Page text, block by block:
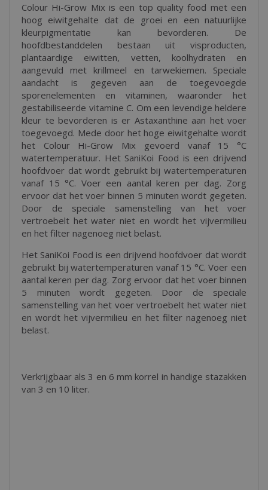
Colour Hi-Grow Mix is een top quality food met een
hoog eiwitgehalte dat de groei en een natuurlijke
kleurpigmentatie kan bevorderen. De
hoofdbestanddelen bestaan uit visproducten,
plantaardige eiwitten, vetten, koolhydraten en
aangevuld met krillmeel en tarwekiemen. Speciale
aandacht is gegeven aan de toegevoegde
sporenelementen en vitaminen, waaronder het
gestabiliseerde vitamine C. Om een levendige heldere
kleur te bevorderen is er Astaxanthine aan het voer
toegevoegd. Mede door het hoge eiwitgehalte wordt
het Colour Hi-Grow Mix gevoerd vanaf 15 °C
watertemperatuur. Het SaniKoi Food is een drijvend
hoofdvoer dat wordt gebruikt bij watertemperaturen
vanaf 15 °C. Voer een aantal keren per dag. Zorg
ervoor dat het voer binnen 5 minuten wordt gegeten.
Door de speciale samenstelling van het voer
vertroebelt het water niet en wordt het vijvermilieu
en het filter nagenoeg niet belast.
Het SaniKoi Food is een drijvend hoofdvoer dat wordt
gebruikt bij watertemperaturen vanaf 15 °C. Voer een
aantal keren per dag. Zorg ervoor dat het voer binnen
5 minuten wordt gegeten. Door de speciale
samenstelling van het voer vertroebelt het water niet
en wordt het vijvermilieu en het filter nagenoeg niet
belast.
Verkrijgbaar als 3 en 6 mm korrel in handige stazakken
van 3 en 10 liter.